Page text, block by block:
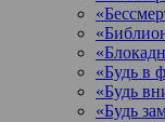
«Будь в
«Будь
«Будь